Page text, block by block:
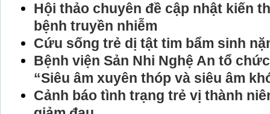
Hội thảo chuyên đề cập nhật kiến
bệnh truyền nhiễm
Cứu sống trẻ dị tật tim bẩm sinh
Bệnh viện Sản Nhi Nghệ An tổ
“Siêu âm xuyên thóp và siêu âm
Cảnh báo tình trạng trẻ vị thành